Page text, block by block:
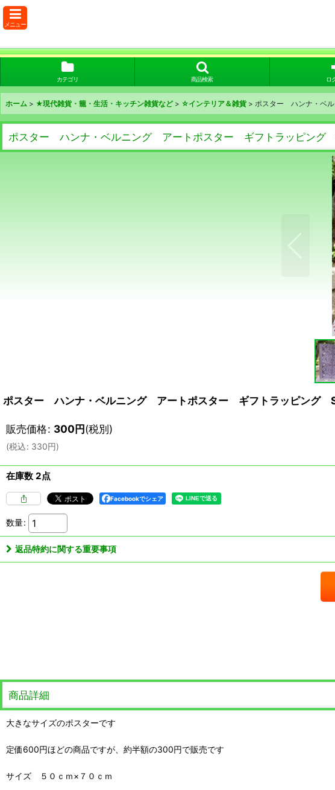
メニュー
カテゴリ 商品検索 ロ
ホーム > ★現代雑貨・籠・生活・キッチン雑貨など > ☆インテリア＆雑貨 > ポスター ハンナ・ベ
ポスター ハンナ・ベルニング アートポスター ギフトラッピング
ポスター ハンナ・ベルニング アートポスター ギフトラッピング
販売価格: 300円(税別)
(税込: 330円)
在庫数 2点
Facebookでシェア
数量:
返品特約に関する重要事項
商品詳細
大きなサイズのポスターです
定価600円ほどの商品ですが、約半額の300円で販売です
サイズ ５０ｃｍ×７０ｃｍ